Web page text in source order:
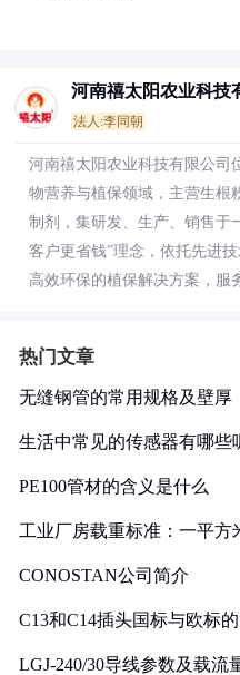
河南禧太阳农业科技
法人:李同朝
河南禧太阳农业科技有限公司
物营养与植保领域，主营生根
制剂，集研发、生产、销售于
客户更省钱”理念，依托先进
高效环保的植保解决方案，服
热门文章
无缝钢管的常用规格及壁厚
生活中常见的传感器有哪些
PE100管材的含义是什么
工业厂房载重标准：一平方
CONOSTAN公司简介
C13和C14插头国标与欧标
LGJ-240/30导线参数及载流